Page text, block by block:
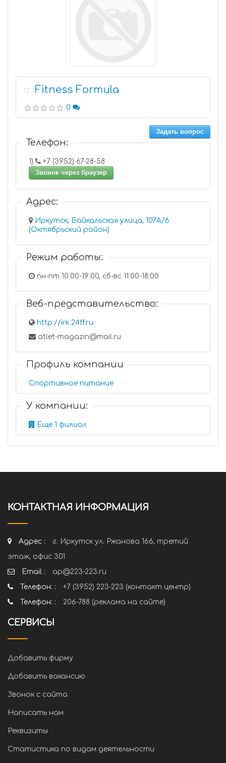
12 Fitness Formula
0
Задать вопрос
Телефон:
1)
+7 (3952) 67-28-58
Звонок через браузер
Адрес:
Иркутск, Байкальская улица, 107А/6
(Октябрьский район)
Режим работы:
пн-пт 10:00-19:00, сб-вс 11:00-18:00
Веб-представительство:
http://irk.24ff.ru
atlet-magazin@mail.ru
Профиль компании
Спортивное питание
У компании:
Еще 1 филиал
КОНТАКТНАЯ ИНФОРМАЦИЯ
Адрес :
г. Иркутск ул. Ржанова 166, третий
этаж, офис 301
Email :
ap@223-223.ru
Телефон: :
+7 (3952) 223-223 (контакт центр)
Телефон: :
206-788 (реклама на сайте)
СЕРВИСЫ
Добавить фирму
Добавить вакансию
Звонок с сайта
Написать нам
Реквизиты
Статистика по видам деятельности